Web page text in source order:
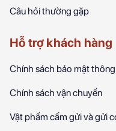
Câu hỏi thường gặp
Hỗ trợ khách hàng
Chính sách bảo mật
Chính sách vận chuyển
Vật phẩm cấm gửi và gửi